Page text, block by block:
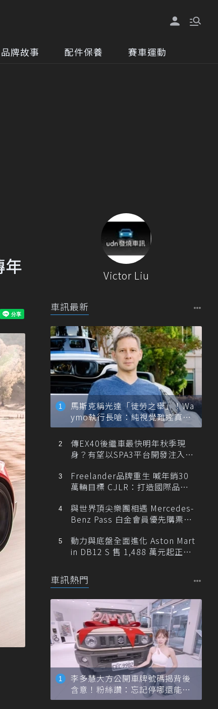
品牌故事 配件保養 賽車運動
年
Victor Liu
車訊最新
馬斯克稱光達「徒勞之舉」！Wa
ymo執行長嗆：純視覺難達真正
自動駕駛
傳EX40後繼車最快明年秋季現
身？有望以SPA3平台開發注入80
Freelander品牌重生 喊年銷30
萬輛目標 CJLR：打造國際品牌
與世界頂尖樂團相遇 Mercedes-
Benz Pass 白金會員優先購票維
動力與底盤全面進化 Aston Mart
in DB12 S 售 1,488 萬元起正式
車訊熱門
李多慧大方公開車牌號碼揭背後
含意！粉絲讚：忘記停哪還能幫
忙找車